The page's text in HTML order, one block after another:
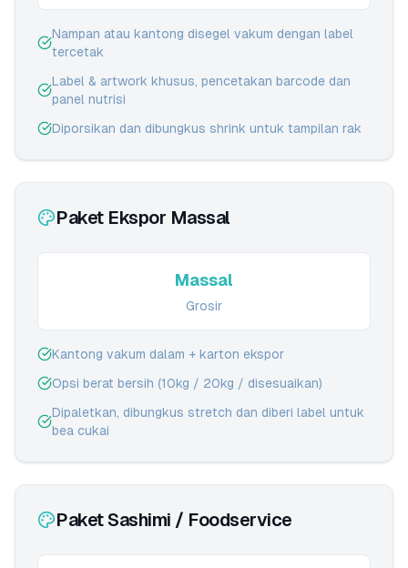
Nampan atau kantong disegel vakum dengan label
tercetak
Label & artwork khusus, pencetakan barcode dan
panel nutrisi
Diporsikan dan dibungkus shrink untuk tampilan rak
Paket Ekspor Massal
Massal
Grosir
Kantong vakum dalam + karton ekspor
Opsi berat bersih (10kg / 20kg / disesuaikan)
Dipaletkan, dibungkus stretch dan diberi label untuk
bea cukai
Paket Sashimi / Foodservice